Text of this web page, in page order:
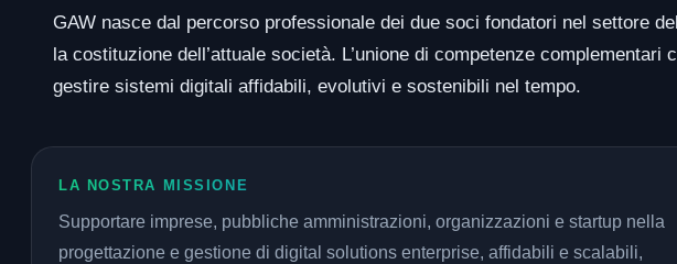
GAW nasce dal percorso professionale dei due soci fondatori nel settore
la costituzione dell’attuale società. L’unione di competenze
gestire sistemi digitali affidabili, evolutivi e sostenibili nel tempo.
LA NOSTRA MISSIONE
Supportare imprese, pubbliche amministrazioni, organizzazioni e startup nella
progettazione e gestione di digital solutions enterprise, affidabili e scalabili,